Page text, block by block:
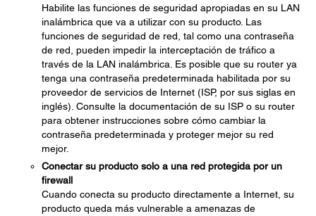
Habilite las funciones de seguridad apropiadas en su LAN
inalámbrica que va a utilizar con su producto. Las
funciones de seguridad de red, tal como una contraseña
de red, pueden impedir la interceptación de tráfico a
través de la LAN inalámbrica. Es posible que su router ya
tenga una contraseña predeterminada habilitada por su
proveedor de servicios de Internet (ISP, por sus siglas en
inglés). Consulte la documentación de su ISP o su router
para obtener instrucciones sobre cómo cambiar la
contraseña predeterminada y proteger mejor su red
mejor.
Conectar su producto solo a una red protegida por un
firewall
Cuando conecta su producto directamente a Internet, su
producto queda más vulnerable a amenazas de